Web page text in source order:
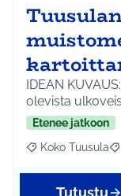
IDEAN
olevista
Etenee jatkoon
Rajaa tulokset
Koko Tuusula
Tutustu